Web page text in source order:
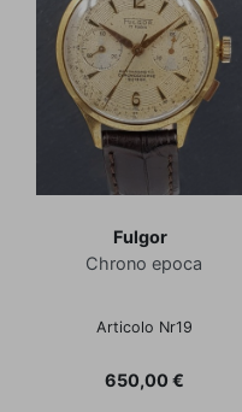
Fulgor
Chrono epoca
Articolo Nr19
Prezzo
650,00 €